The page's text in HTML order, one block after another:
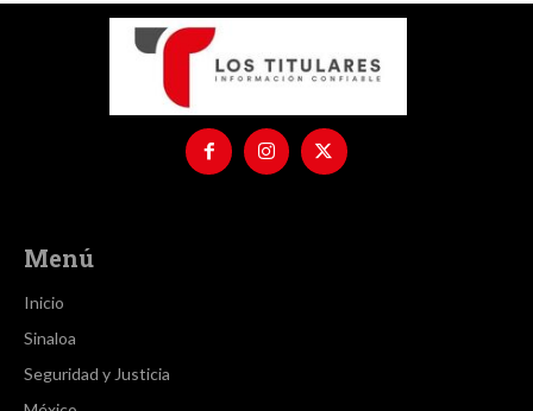
Menú
Inicio
Sinaloa
Seguridad y Justicia